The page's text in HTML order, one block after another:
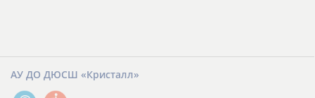
АУ ДО ДЮСШ «Кристалл»